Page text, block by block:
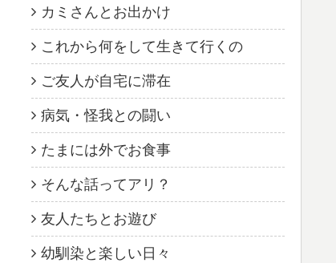
カミさんとお出かけ
これから何をして生きて行くの
ご友人が自宅に滞在
病気・怪我との闘い
たまには外でお食事
そんな話ってアリ？
友人たちとお遊び
幼馴染と楽しい日々